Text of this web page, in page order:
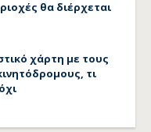
θα διέρχεται
χάρτη με τους
τι